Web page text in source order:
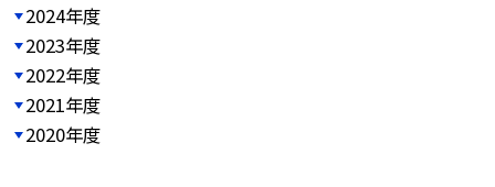
2024年度
2023年度
2022年度
2021年度
2020年度